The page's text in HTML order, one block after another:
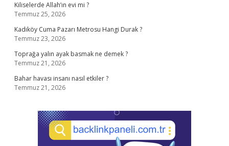
Kiliselerde Allah’ın evi mi ?
Temmuz 25, 2026
Kadıköy Cuma Pazarı Metrosu Hangi Durak ?
Temmuz 23, 2026
Toprağa yalın ayak basmak ne demek ?
Temmuz 21, 2026
Bahar havası insanı nasıl etkiler ?
Temmuz 21, 2026